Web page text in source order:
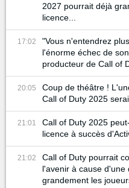
2027 pourrait déjà
licence...
17:02
"Vous n'entendrez
l'énorme échec de
producteur de Call of
gaming
20:05
Coup de théâtre !
Call of Duty 2025
21:01
Call of Duty 2025
licence à succès
21:02
Call of Duty pourrait
l'avenir à cause d'une
grandement les